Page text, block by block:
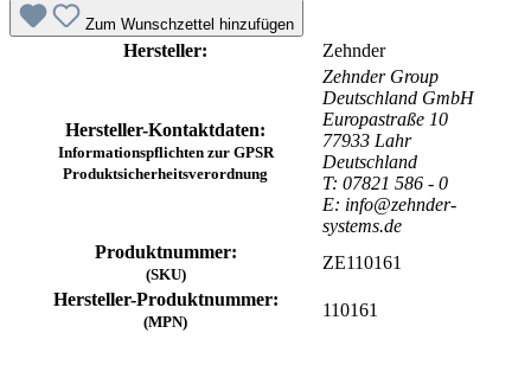
Zum Wunschzettel hinzufügen
Hersteller: Zehnder
Hersteller-Kontaktdaten:
Informationspflichten zur GPSR
Produktsicherheitsverordnung
Zehnder Group
Deutschland GmbH
Europastraße 10
77933 Lahr
Deutschland
T: 07821 586 - 0
E: info@zehnder-
systems.de
Produktnummer:
(SKU)
ZE110161
Hersteller-Produktnummer:
(MPN)
110161